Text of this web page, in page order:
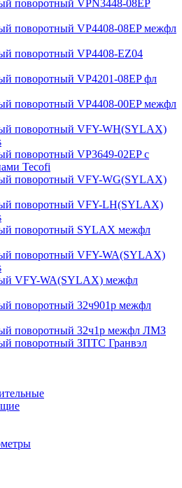
поворотный VPN3448-08EP
поворотный VP4408-08EP межфл
поворотный VP4408-EZ04
поворотный VP4201-08EP фл
поворотный VP4408-00EP межфл
поворотный VFY-WH(SYLAX)
поворотный VP3649-02EP с
Tecofi
поворотный VFY-WG(SYLAX)
поворотный VFY-LH(SYLAX)
поворотный SYLAX межфл
поворотный VFY-WA(SYLAX)
VFY-WA(SYLAX) межфл
поворотный 32ч901р межфл
поворотный 32ч1р межфл ЛМЗ
поворотный ЗПТС Гранвэл